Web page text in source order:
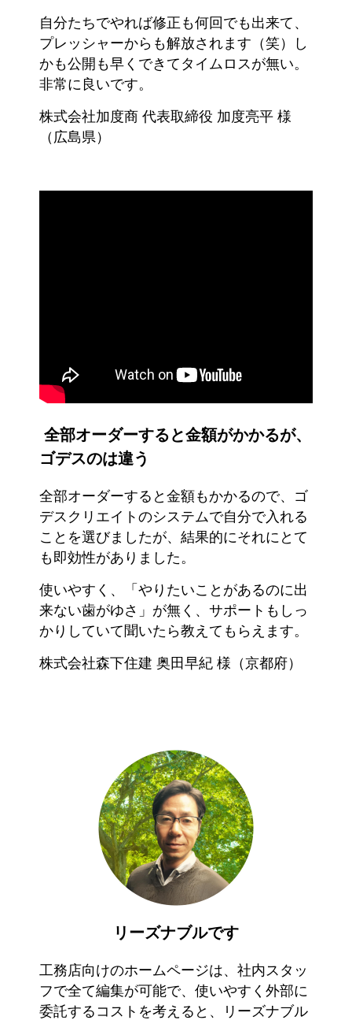
自分たちでやれば修正も何回でも出来て、
プレッシャーからも解放されます（笑）し
かも公開も早くできてタイムロスが無い。
非常に良いです。
株式会社加度商 代表取締役 加度亮平 様
（広島県）
全部オーダーすると金額がかかるが、
ゴデスのは違う
全部オーダーすると金額もかかるので、ゴ
デスクリエイトのシステムで自分で入れる
ことを選びましたが、結果的にそれにとて
も即効性がありました。
使いやすく、「やりたいことがあるのに出
来ない歯がゆさ」が無く、サポートもしっ
かりしていて聞いたら教えてもらえます。
株式会社森下住建 奥田早紀 様（京都府）
リーズナブルです
工務店向けのホームページは、社内スタッ
フで全て編集が可能で、使いやすく外部に
委託するコストを考えると、リーズナブル